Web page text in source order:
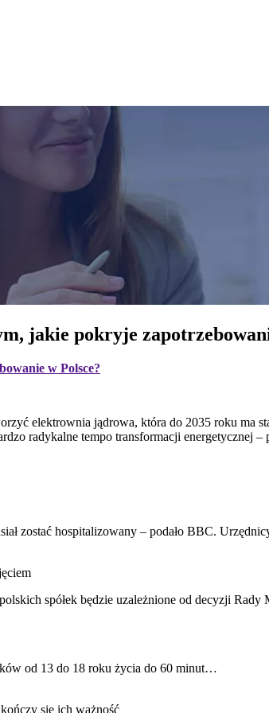
jakie pokryje
w Polsce?
elektrownia jądrowa, która do 2035 roku ma
radykalne tempo transformacji energetycznej
zostać hospitalizowany – podało BBC.
spółek będzie uzależnione od decyzji
od 13 do 18 roku życia do 60 minut…
się ich ważność